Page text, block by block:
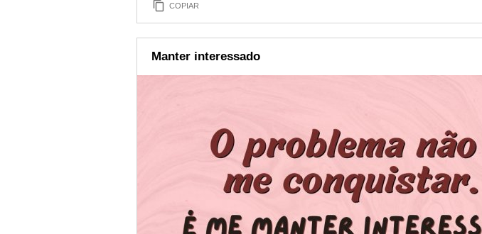
COPIAR
Manter interessado